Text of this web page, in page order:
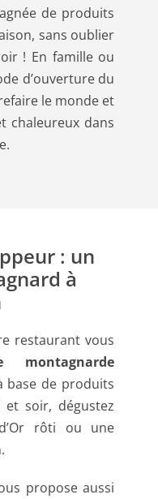
de produits
sans oublier
! En famille ou
d’ouverture du
le monde et
chaleureux dans
: un
à
restaurant vous
montagnarde
base de produits
soir, dégustez
rôti ou une
propose aussi